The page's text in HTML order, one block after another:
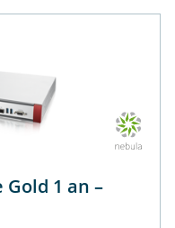
Gold 1 an –